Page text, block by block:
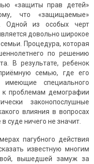
«защиты прав детей»
что «защищаемые»
Одной из особых черт
довольно широкое
Процедура, которая
по решению
В результате, ребенок
семью, где его
специального
к проблемам демографии
законопослушные
влияния в вопросах
суде ничего не значит.
пагубного действия
известную многим
вышедшей замуж за